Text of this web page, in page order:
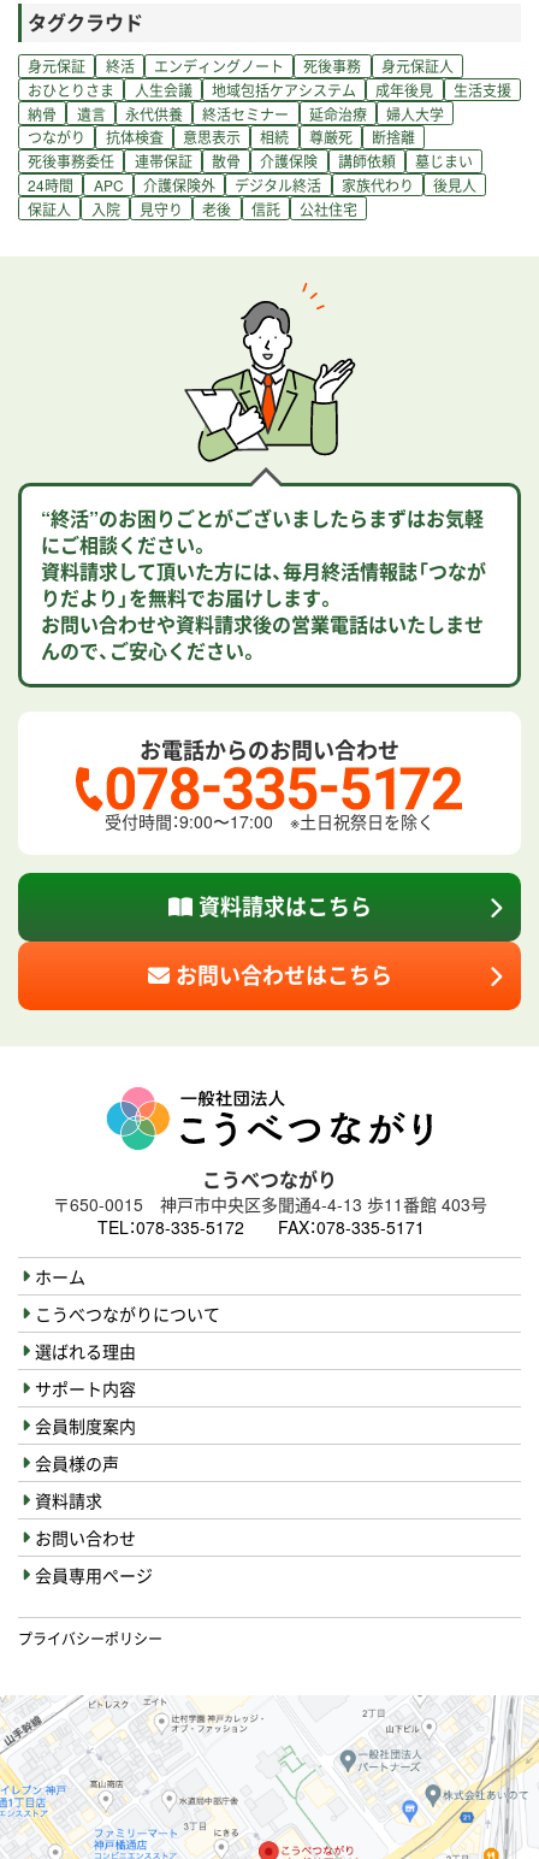
タグクラウド
身元保証 終活 エンディングノート 死後事務
身元保証人
おひとりさま
人生会議 地域包括ケアシステム 成年後見
生活支援
納骨
遺言 永代供養 終活セミナー 延命治療
婦人大学
つながり
抗体検査 意思表示 相続 尊厳死
断捨離
死後事務委任
連帯保証 散骨 介護保険 講師依頼
墓じまい
24時間
APC 介護保険外 デジタル終活 家族代わり
後見人
保証人
入院 見守り 老後 信託 公社住宅
“終活”のお困りごとがございましたらまずはお気軽
にご相談ください。
資料請求して頂いた方には、毎月終活情報誌「つなが
りだより」を無料でお届けします。
お問い合わせや資料請求後の営業電話はいたしませ
んので、ご安心ください。
お電話からのお問い合わせ
受付時間：9:00〜17:00 ※土日祝祭日を除く
資料請求はこちら
お問い合わせはこちら
こうべつながり
〒650-0015 神戸市中央区多聞通4‐4‐13 歩11番館 403号
TEL：078-335-5172
FAX：078-335-5171
ホーム
こうべつながりについて
選ばれる理由
サポート内容
会員制度案内
会員様の声
資料請求
お問い合わせ
会員専用ページ
プライバシーポリシー